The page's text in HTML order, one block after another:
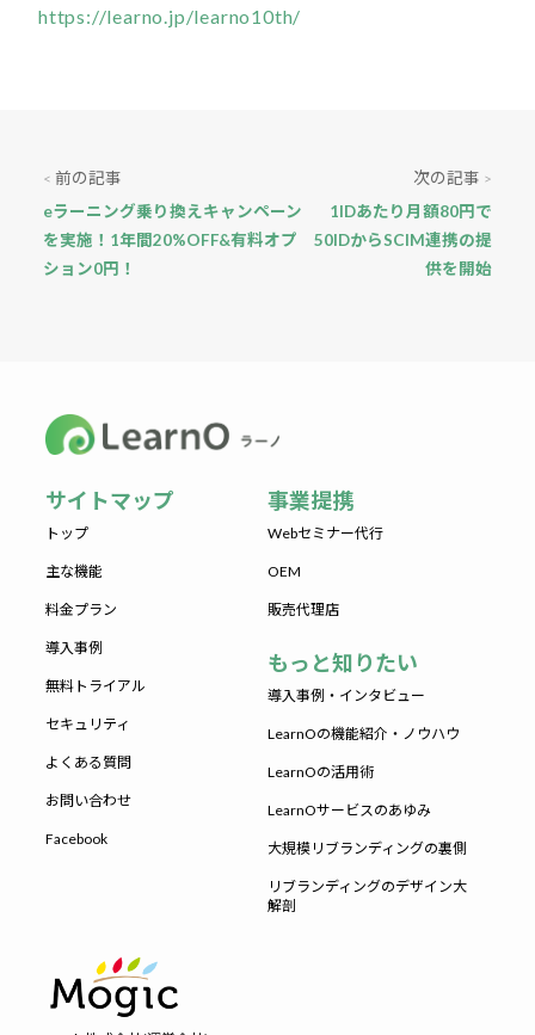
https://learno.jp/learno10th/
< 前の記事
eラーニング乗り換えキャンペーン
を実施！1年間20%OFF&有料オプ
ション0円！
次の記事 >
1IDあたり月額80円で
50IDからSCIM連携の提
供を開始
サイトマップ
トップ
主な機能
料金プラン
導入事例
無料トライアル
セキュリティ
よくある質問
お問い合わせ
Facebook
事業提携
Webセミナー代行
OEM
販売代理店
もっと知りたい
導入事例・インタビュー
LearnOの機能紹介・ノウハウ
LearnOの活用術
LearnOサービスのあゆみ
大規模リブランディングの裏側
リブランディングのデザイン大
解剖